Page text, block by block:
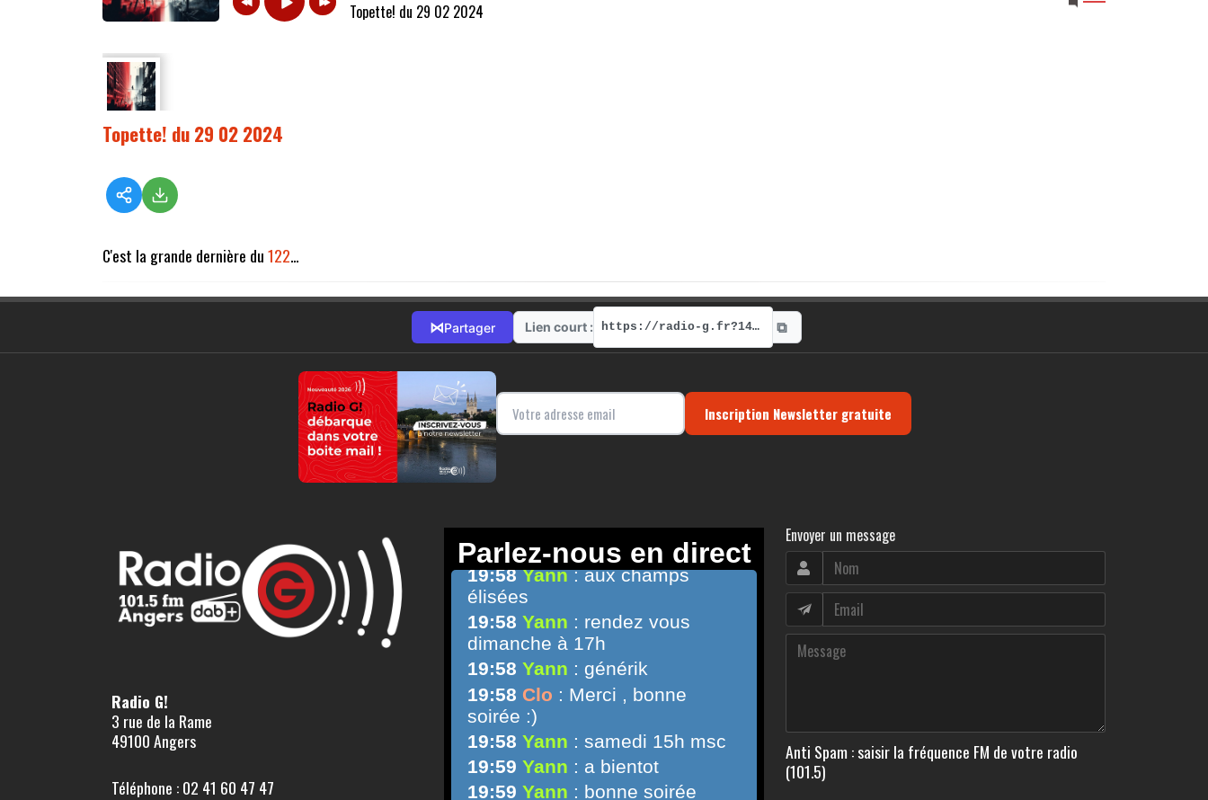
Topette! du 29 02 2024
Topette! du 29 02 2024
C'est la grande dernière du122...
⋈Partager Lien court : https://radio-g.fr?14060 ⧉
Inscription Newsletter gratuite
Radio G!
3 rue de la Rame
49100 Angers
Téléphone : 02 41 60 47 47
Envoyer un message
Anti Spam : saisir la fréquence FM de votre radio
(101.5)